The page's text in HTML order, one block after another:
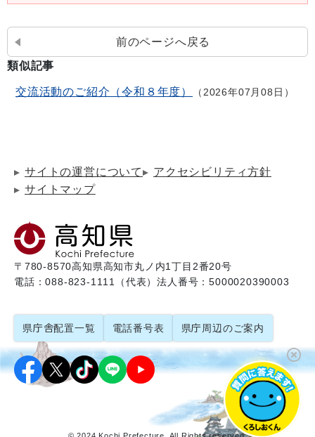
前のページへ戻る
類似記事
交流活動のご紹介（令和８年度） 2026年07月08日
サイトの運営について
アクセシビリティ方針
サイトマップ
〒780-8570高知県高知市丸ノ内1丁目2番20号
電話：088-823-1111（代表）法人番号：5000020390003
県庁舎配置一覧 電話番号表 県庁周辺のご案内
© 2024 Kochi Prefecture. All Rights reserved.